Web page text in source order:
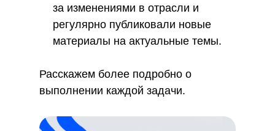
за изменениями в отрасли и
регулярно публиковали новые
материалы на актуальные темы.
Расскажем более подробно о
выполнении каждой задачи.